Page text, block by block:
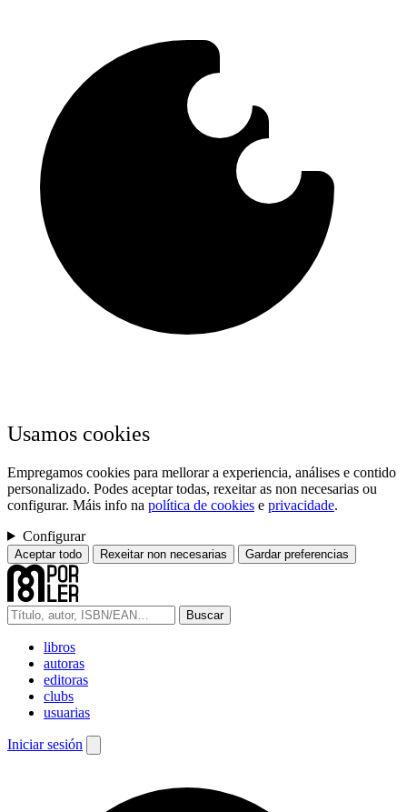
Usamos cookies
Empregamos cookies para mellorar a experiencia, análises e contido
personalizado. Podes aceptar todas, rexeitar as non necesarias ou
configurar. Máis info na política de cookies e privacidade.
Configurar
Aceptar todo Rexeitar non necesarias Gardar preferencias
Buscar
libros
autoras
editoras
clubs
usuarias
Iniciar sesión